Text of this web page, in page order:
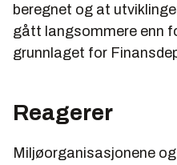
beregnet og at
gått langsommere enn
grunnlaget for
Reagerer
Miljøorganisasjonene